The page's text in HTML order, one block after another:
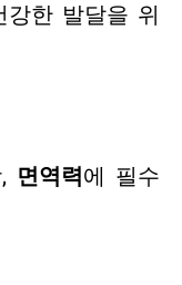
한 발달을 위
면역력에 필수